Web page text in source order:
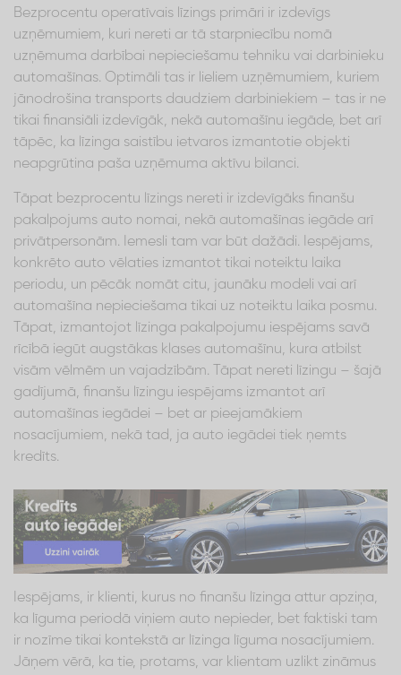
Bezprocentu operatīvais līzings primāri ir izdevīgs
uzņēmumiem, kuri nereti ar tā starpniecību nomā
uzņēmuma darbībai nepieciešamu tehniku vai darbinieku
automašīnas. Optimāli tas ir lieliem uzņēmumiem, kuriem
jānodrošina transports daudziem darbiniekiem – tas ir ne
tikai finansiāli izdevīgāk, nekā automašīnu iegāde, bet arī
tāpēc, ka līzinga saistību ietvaros izmantotie objekti
neapgrūtina paša uzņēmuma aktīvu bilanci.
Tāpat bezprocentu līzings nereti ir izdevīgāks finanšu
pakalpojums auto nomai, nekā automašīnas iegāde arī
privātpersonām. Iemesli tam var būt dažādi. Iespējams,
konkrēto auto vēlaties izmantot tikai noteiktu laika
periodu, un pēcāk nomāt citu, jaunāku modeli vai arī
automašīna nepieciešama tikai uz noteiktu laika posmu.
Tāpat, izmantojot līzinga pakalpojumu iespējams savā
rīcībā iegūt augstākas klases automašīnu, kura atbilst
visām vēlmēm un vajadzībām. Tāpat nereti līzingu – šajā
gadījumā, finanšu līzingu iespējams izmantot arī
automašīnas iegādei – bet ar pieejamākiem
nosacījumiem, nekā tad, ja auto iegādei tiek ņemts
kredīts.
Iespējams, ir klienti, kurus no finanšu līzinga attur apziņa,
ka līguma periodā viņiem auto nepieder, bet faktiski tam
ir nozīme tikai kontekstā ar līzinga līguma nosacījumiem.
Jāņem vērā, ka tie, protams, var klientam uzlikt zināmus